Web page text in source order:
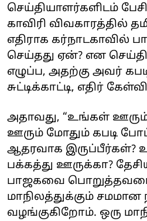
செய்தியாளர்களிடம்
காவிரி விவகாரத்தில்
எதிராக கர்நாடகாவில்
செய்தது ஏன்? என
எழுப்ப, அதற்கு அவர்
சுட்டிக்காட்டி, எதிர்
அதாவது, “உங்கள்
ஊரும் மோதும் கபடி
ஆதரவாக இருப்பீர்கள்?
பக்கத்து ஊருக்கா?
பாஜகவை
மாநிலத்துக்கும் சமமான
வழங்குகிறோம். ஒரு